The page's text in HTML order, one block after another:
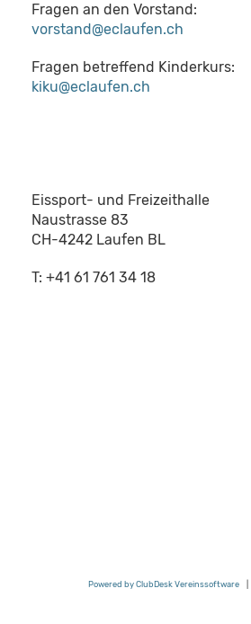
Fragen an den Vorstand:
vorstand@eclaufen.ch
Fragen betreffend Kinderkurs:
kiku@eclaufen.ch
Eissport- und Freizeithalle
Naustrasse 83
CH-4242 Laufen BL
T: +41 61 761 34 18
Powered by ClubDesk Vereinssoftware|